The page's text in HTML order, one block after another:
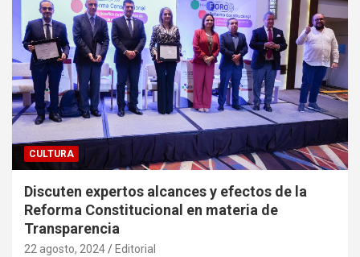
CULTURA
Discuten expertos alcances y efectos de la
Reforma Constitucional en materia de
Transparencia
22 agosto, 2024 Editorial